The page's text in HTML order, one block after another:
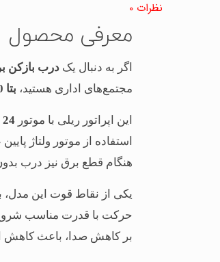
نظرات 0
معرفی محصول
اگر به دنبال یک درب بازکن
مجتمع‌های اداری هستید، بتا F550
این اپراتور ریلی با موتور 24 ولت DC
استفاده از موتور ولتاژ
هنگام قطع برق نیز درب
یکی از نقاط قوت این مدل،
حرکت با قدرت مناسب شروع
بر کاهش صدا، باعث کاهش